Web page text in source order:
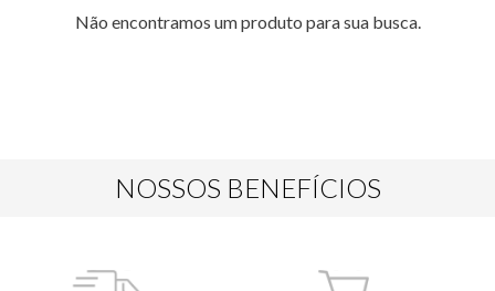
Não encontramos um produto para sua busca.
NOSSOS BENEFÍCIOS